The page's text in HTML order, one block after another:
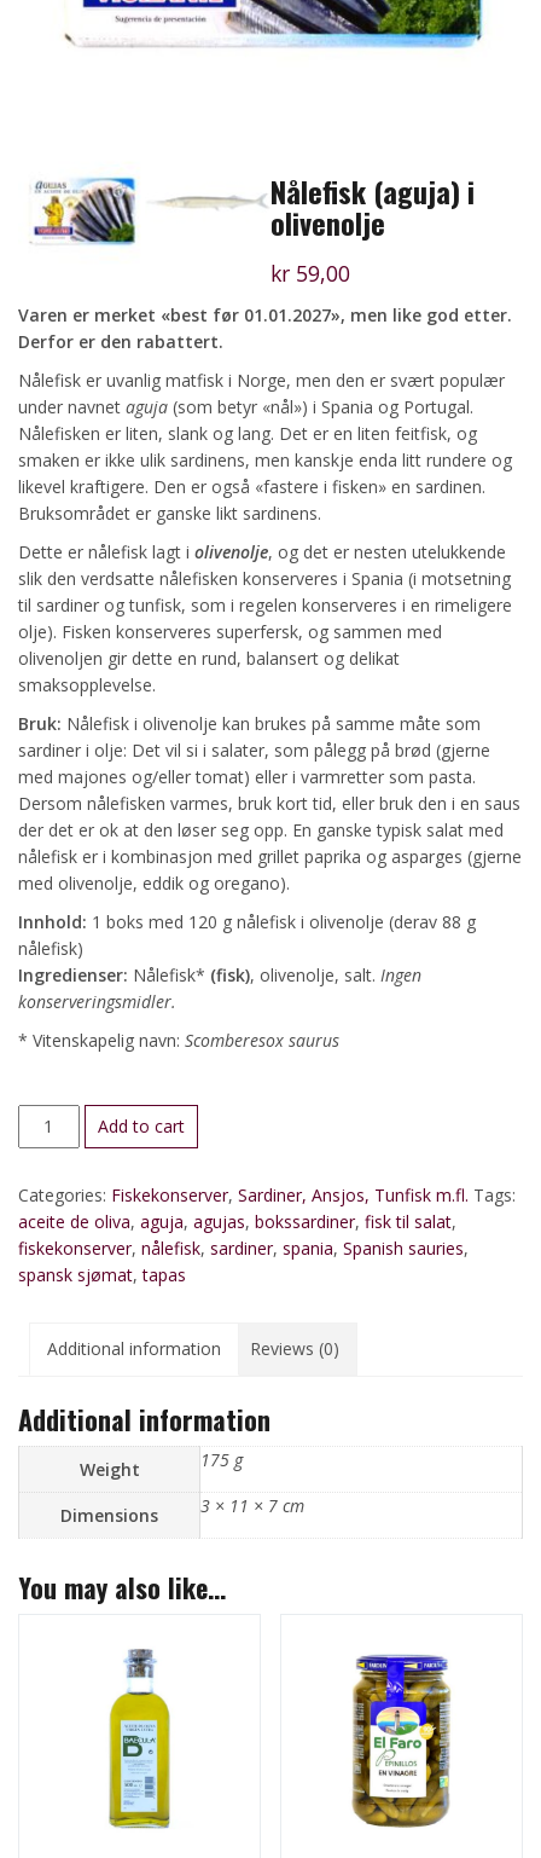
Nålefisk (aguja) i
olivenolje
kr 59,00
Varen er merket «best før 01.01.2027», men like god etter.
Derfor er den rabattert.
Nålefisk er uvanlig matfisk i Norge, men den er svært populær
under navnet aguja (som betyr «nål») i Spania og Portugal.
Nålefisken er liten, slank og lang. Det er en liten feitfisk, og
smaken er ikke ulik sardinens, men kanskje enda litt rundere og
likevel kraftigere. Den er også «fastere i fisken» en sardinen.
Bruksområdet er ganske likt sardinens.
Dette er nålefisk lagt i olivenolje, og det er nesten utelukkende
slik den verdsatte nålefisken konserveres i Spania (i motsetning
til sardiner og tunfisk, som i regelen konserveres i en rimeligere
olje). Fisken konserveres superfersk, og sammen med
olivenoljen gir dette en rund, balansert og delikat
smaksopplevelse.
Bruk: Nålefisk i olivenolje kan brukes på samme måte som
sardiner i olje: Det vil si i salater, som pålegg på brød (gjerne
med majones og/eller tomat) eller i varmretter som pasta.
Dersom nålefisken varmes, bruk kort tid, eller bruk den i en saus
der det er ok at den løser seg opp. En ganske typisk salat med
nålefisk er i kombinasjon med grillet paprika og asparges (gjerne
med olivenolje, eddik og oregano).
Innhold: 1 boks med 120 g nålefisk i olivenolje (derav 88 g
nålefisk)
Ingredienser: Nålefisk* (fisk), olivenolje, salt. Ingen
konserveringsmidler.
* Vitenskapelig navn: Scomberesox saurus
Nålefisk
(aguja)
olivenolje
quantity
Add to cart
Categories: Fiskekonserver, Sardiner, Ansjos, Tunfisk m.fl. Tags:
aceite de oliva, aguja, agujas, bokssardiner, fisk til salat,
fiskekonserver, nålefisk, sardiner, spania, Spanish sauries,
spansk sjømat,tapas
Additional information Reviews (0)
Additional information
Weight 175 g
Dimensions 3 × 11 × 7 cm
You may also like…